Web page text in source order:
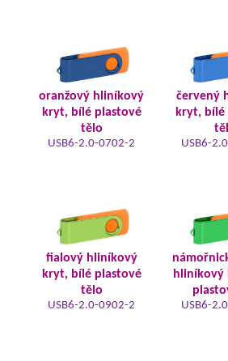
oranžový hliníkový
kryt, bílé plastové
tělo
USB6-2.0-0702-2
červený
kryt, bílé
USB6-
fialový hliníkový
kryt, bílé plastové
tělo
USB6-2.0-0902-2
hliníkový
USB6-